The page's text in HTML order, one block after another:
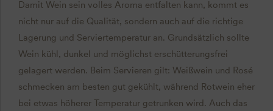
Damit Wein sein volles Aroma entfalten kann, kommt es
nicht nur auf die Qualität, sondern auch auf die richtige
Lagerung und Serviertemperatur an. Grundsätzlich sollte
Wein kühl, dunkel und möglichst erschütterungsfrei
gelagert werden. Beim Servieren gilt: Weißwein und Rosé
schmecken am besten gut gekühlt, während Rotwein eher
bei etwas höherer Temperatur getrunken wird. Auch das